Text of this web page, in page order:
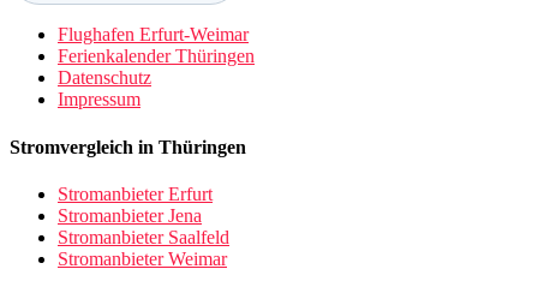
Flughafen Erfurt-Weimar
Ferienkalender Thüringen
Datenschutz
Impressum
Stromvergleich in Thüringen
Stromanbieter Erfurt
Stromanbieter Jena
Stromanbieter Saalfeld
Stromanbieter Weimar